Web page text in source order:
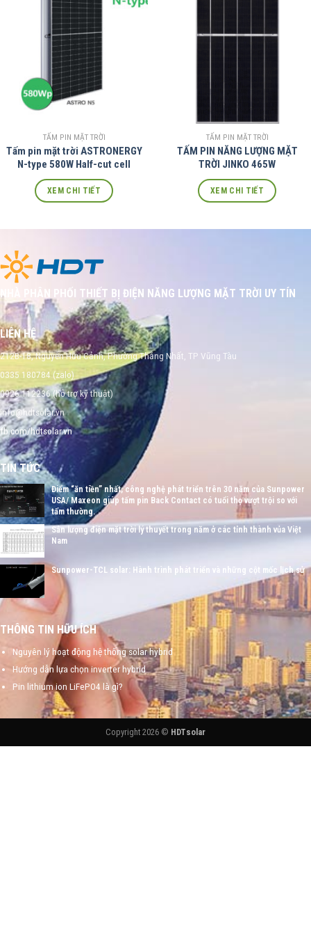
TẤM PIN MẶT TRỜI
Tấm pin mặt trời ASTRONERGY
N-type 580W Half-cut cell
XEM CHI TIẾT
TẤM PIN MẶT TRỜI
TẤM PIN NĂNG LƯỢNG MẶT
TRỜI JINKO 465W
XEM CHI TIẾT
NHÀ PHÂN PHỐI THIẾT BỊ ĐIỆN NĂNG LƯỢNG MẶT TRỜI UY TÍN
LIÊN HỆ
212B-18, Nguyễn Hữu Cảnh, Phường Thắng Nhất, TP Vũng Tàu
0335 180784 (zalo)
0926 112236 (hỗ trợ kỹ thuật)
info@hdtsolar.vn
fb.com/hdtsolar.vn
TIN TỨC
Điểm “ăn tiền” nhất, công nghệ phát triển trên 30 năm của Sunpower
USA/ Maxeon giúp tấm pin Back Contact có tuổi thọ vượt trội so với
tấm thường.
Sản lượng điện mặt trời lý thuyết trong năm ở các tỉnh thành vủa Việt
Nam
Sunpower-TCL solar: Hành trình phát triển và những cột mốc lịch sử
THÔNG TIN HỮU ÍCH
Nguyên lý hoạt động hệ thống solar hybrid
Hướng dẫn lựa chọn inverter hybrid
Pin lithium ion LiFePO4 là gì?
Copyright 2026 © HDTsolar